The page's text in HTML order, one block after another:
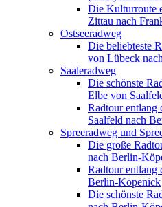
Die Kulturroute
Zittau nach
Ostseeradweg
Die beliebteste
von Lübeck
Saaleradweg
Die schönste
Elbe von
Radtour entlang
Saalfeld nach
Spreeradweg und
Die große
nach Berlin-
Radtour entlang
Berlin-Köpenick
Die schönste